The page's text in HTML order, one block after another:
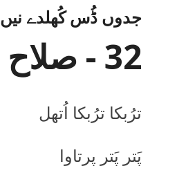
جدوں ڈُس کُھلدے نیں
32 - صلاح
ترُبکا ترُبکا اُتھل
پَتر پَتر پرتاوا